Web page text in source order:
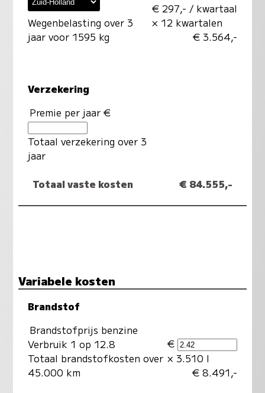
Wegenbelasting over 3
jaar voor 1595 kg
€ 297,- / kwartaal
× 12 kwartalen
€ 3.564,-
Verzekering
Premie per jaar €
Totaal verzekering over 3
jaar
Totaal vaste kosten € 84.555,-
Variabele kosten
Brandstof
Brandstofprijs benzine
Verbruik 1 op 12.8
Totaal brandstofkosten over
45.000 km
€
× 3.510 l
€ 8.491,-